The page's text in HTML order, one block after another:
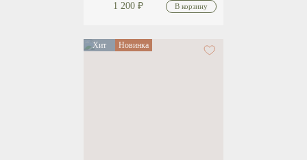
1 200 ₽
Хит Новинка